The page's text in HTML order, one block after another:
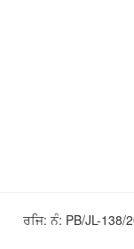
ਰਜਿ: ਨੰ: PB/JL-